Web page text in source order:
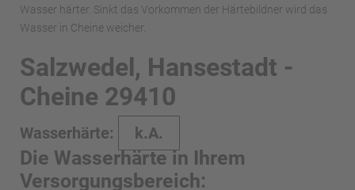
Wasser härter. Sinkt das Vorkommen der Härtebildner wird das
Wasser in Cheine weicher.
Salzwedel, Hansestadt -
Cheine 29410
Wasserhärte: k.A.
Die Wasserhärte in Ihrem
Versorgungsbereich: